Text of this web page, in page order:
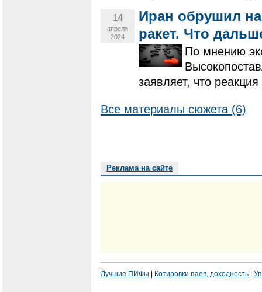
14
апреля
2024
Иран обрушил
ракет. Что
По мнению
заявляет, что
Все материалы сюжета (6)
Реклама на сайте
Лучшие ПИФы Котировки паев, доходность